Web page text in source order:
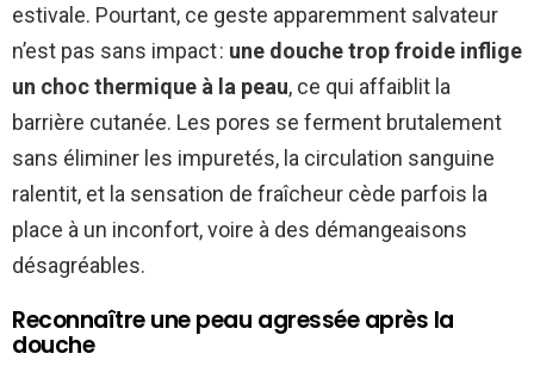
estivale. Pourtant, ce geste apparemment salvateur
n’est pas sans impact : une douche trop froide inflige
un choc thermique à la peau, ce qui affaiblit la
barrière cutanée. Les pores se ferment brutalement
sans éliminer les impuretés, la circulation sanguine
ralentit, et la sensation de fraîcheur cède parfois la
place à un inconfort, voire à des démangeaisons
désagréables.
Reconnaître une peau agressée après la
douche